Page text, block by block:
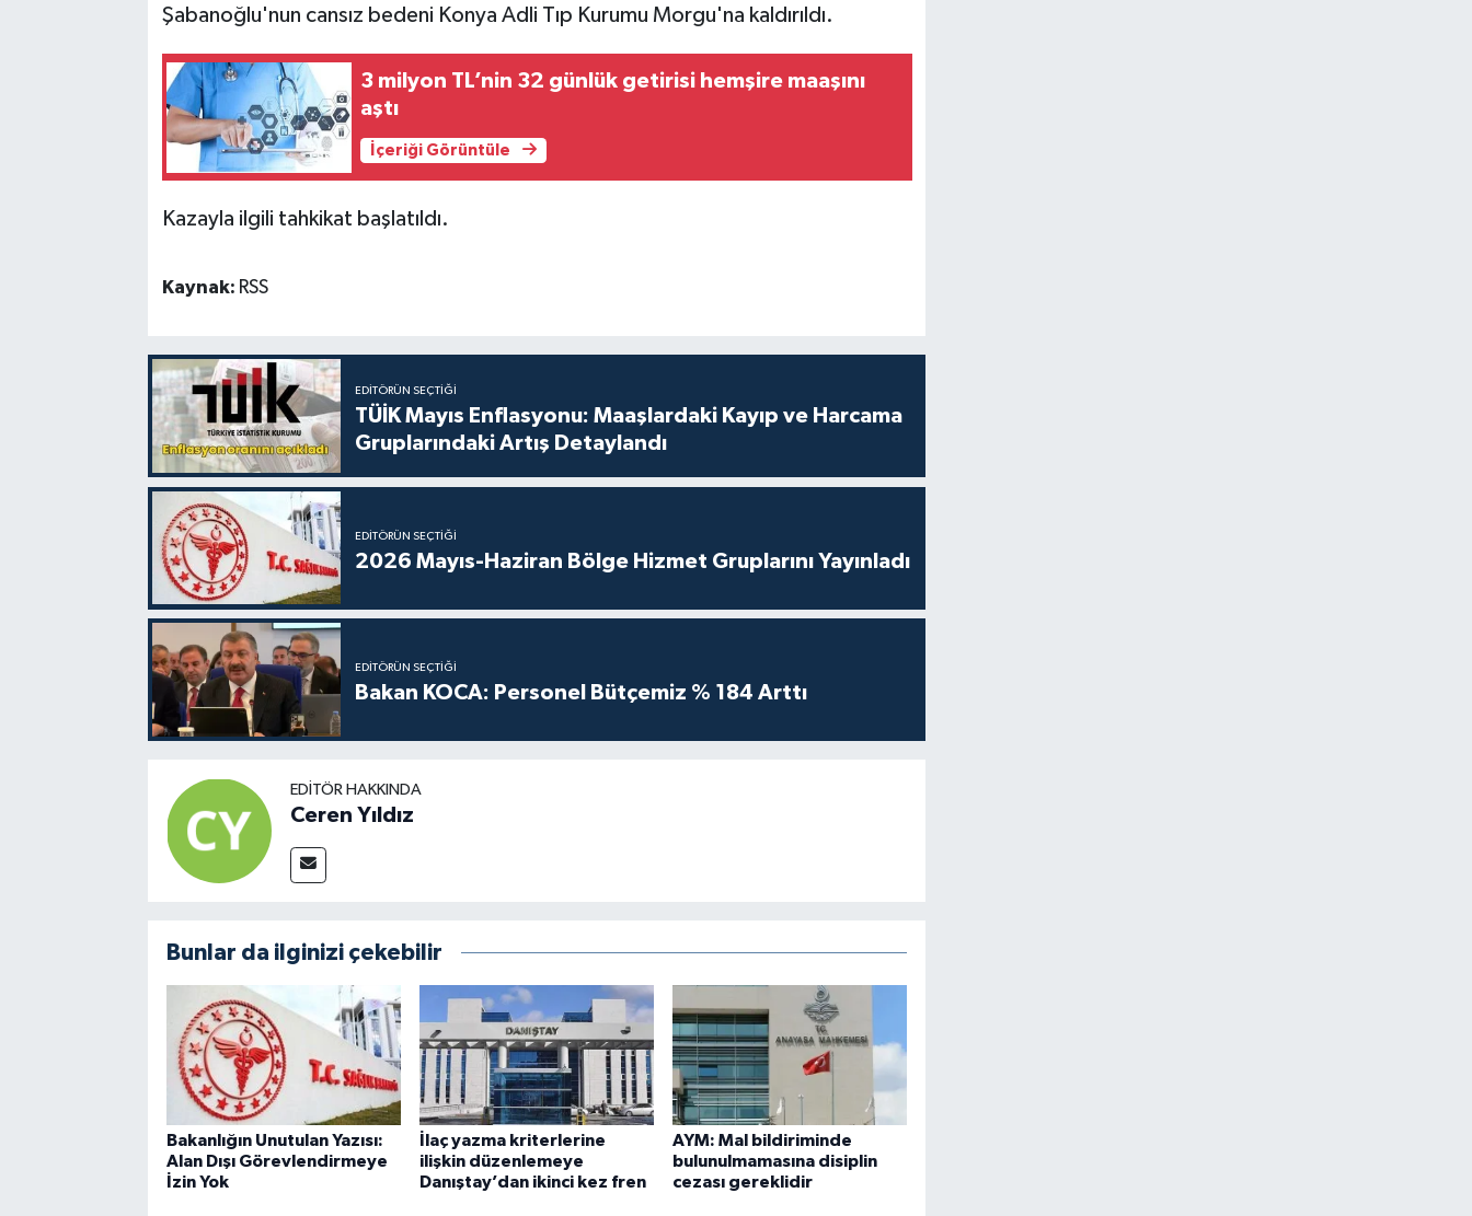
Şabanoğlu'nun cansız bedeni Konya Adli Tıp Kurumu Morgu'na kaldırıldı.
3 milyon TL’nin 32 günlük getirisi hemşire maaşını
aştı
İçeriği Görüntüle
Kazayla ilgili tahkikat başlatıldı.
Kaynak: RSS
EDITÖRÜN SEÇTIĞI
TÜİK Mayıs Enflasyonu: Maaşlardaki Kayıp ve Harcama
Gruplarındaki Artış Detaylandı
EDITÖRÜN SEÇTIĞI
2026 Mayıs-Haziran Bölge Hizmet Gruplarını Yayınladı
EDITÖRÜN SEÇTIĞI
Bakan KOCA: Personel Bütçemiz % 184 Arttı
EDITÖR HAKKINDA
Ceren Yıldız
Bunlar da ilginizi çekebilir
Bakanlığın Unutulan Yazısı:
Alan Dışı Görevlendirmeye
İzin Yok
İlaç yazma kriterlerine
ilişkin düzenlemeye
Danıştay’dan ikinci kez fren
AYM: Mal bildiriminde
bulunulmamasına disiplin
cezası gereklidir